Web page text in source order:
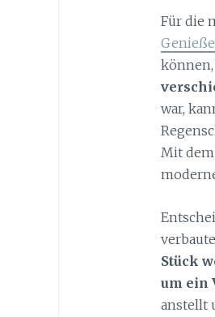
Für die
war,
Mit
Stück
um ein
anstellt